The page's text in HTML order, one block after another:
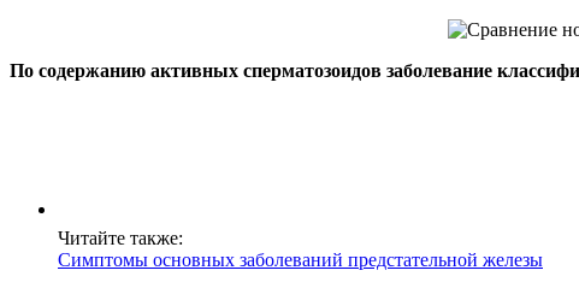
По содержанию активных сперматозоидов заболевание
Читайте также:
Симптомы основных заболеваний предстательной железы